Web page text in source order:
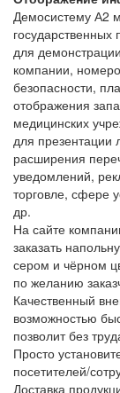
Демосистему А2
для
компании,
безопасности,
отображения
медицинских
для
расширения
уведомлений,
торговле, сфере
др.
На сайте
заказать
сером и чёрном
по желанию
Качественный
возможностью
позволит без
Просто
посетителей/
Доставка